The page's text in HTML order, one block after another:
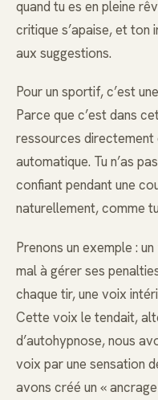
quand tu es en pleine
critique s’apaise, et
aux suggestions.
Pour un sportif, c’est
Parce que c’est dans
ressources
automatique. Tu n’as
confiant pendant une
naturellement, comme
Prenons un exemple :
mal à gérer ses
chaque tir, une voix
Cette voix le tendait,
d’autohypnose, nous
voix par une sensation
avons créé un «